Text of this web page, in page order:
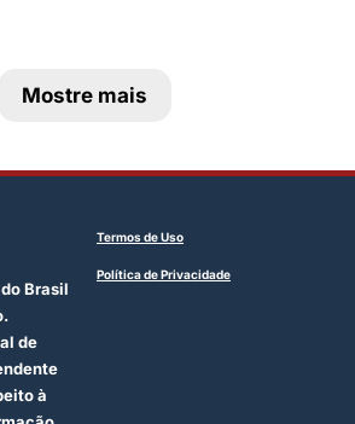
Mostre mais
Brasil
de
à
Termos de Uso
Política de Privacidade